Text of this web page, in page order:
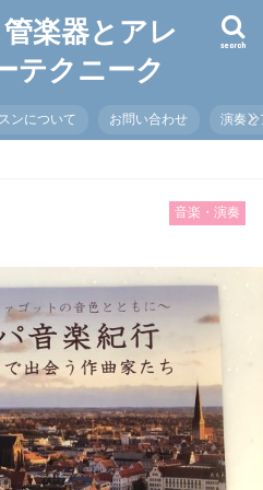
楽器とアレ
テクニーク
search
ンについて お問い合わせ 演奏と
音楽・演奏